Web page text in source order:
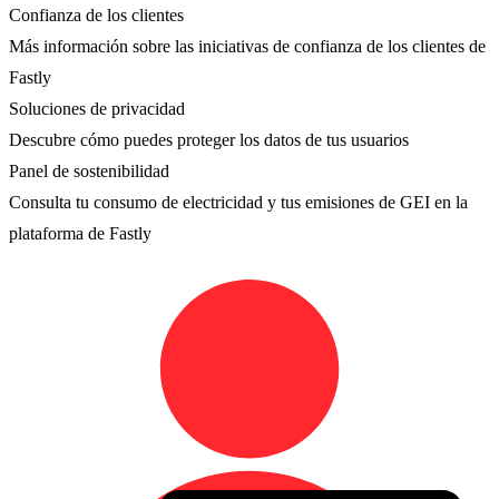
Confianza de los clientes
Más información sobre las iniciativas de confianza de los clientes de
Fastly
Soluciones de privacidad
Descubre cómo puedes proteger los datos de tus usuarios
Panel de sostenibilidad
Consulta tu consumo de electricidad y tus emisiones de GEI en la
plataforma de Fastly